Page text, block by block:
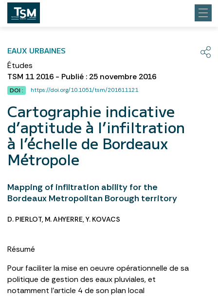
EAUX URBAINES
Études
TSM 11 2016 - Publié : 25 novembre 2016
DOI : https://doi.org/10.1051/tsm/201611121
Cartographie indicative
d’aptitude à l’infiltration
à l’échelle de Bordeaux
Métropole
Mapping of infiltration ability for the
Bordeaux Metropolitan Borough territory
D. PIERLOT, M. AHYERRE,Y. KOVACS
Résumé
Pour faciliter la mise en oeuvre opérationnelle de sa
politique de gestion des eaux pluviales, et
notamment l’article 4 de son plan local